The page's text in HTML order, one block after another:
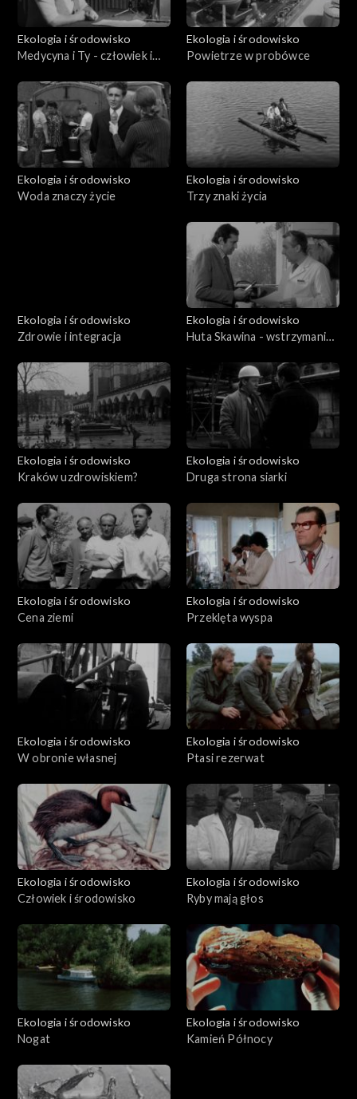
Ekologia i środowisko
Medycyna i Ty - człowiek i
Ekologia i środowisko
Powietrze w probówce
Ekologia i środowisko
Woda znaczy życie
Ekologia i środowisko
Trzy znaki życia
Ekologia i środowisko
Zdrowie i integracja
Ekologia i środowisko
Huta Skawina - wstrzymanie
Ekologia i środowisko
Kraków uzdrowiskiem?
Ekologia i środowisko
Druga strona siarki
Ekologia i środowisko
Cena ziemi
Ekologia i środowisko
Przeklęta wyspa
Ekologia i środowisko
W obronie własnej
Ekologia i środowisko
Ptasi rezerwat
Ekologia i środowisko
Człowiek i środowisko
Ekologia i środowisko
Ryby mają głos
Ekologia i środowisko
Nogat
Ekologia i środowisko
Kamień Północy